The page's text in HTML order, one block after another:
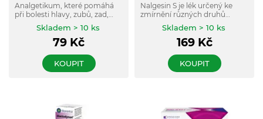
Analgetikum, které pomáhá
při bolesti hlavy, zubů, zad,
svalů, kloubů a menstruační
bolesti, snižuje horečku a
tlumí zánět, pro dospělé a
dospívající od 12 let.
Skladem > 10 ks
79 Kč
KOUPIT
Nalgesin S je lék určený ke
zmírnění různých druhů
bolesti (hlavy, zubů, zad,
menstruační bolest), k léčbě
zánětu a proti horečce.
Skladem > 10 ks
169Kč
KOUPIT